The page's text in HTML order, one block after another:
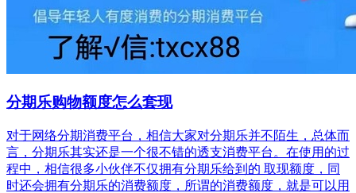
分期乐购物额度怎么套现
对于网络分期消费平台，相信大家对分期乐并不陌生，总体而
言，分期乐其实还是一个很不错的透支消费平台。在使用的过
程中，相信很多小伙伴不仅拥有分期乐给到的 取现额度，同
时还会拥有分期乐的消费额度，所谓的消费额度，就是可以用